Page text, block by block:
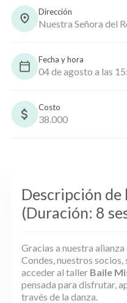
Dirección
Nuestra Señora del
Fecha y hora
04 de agosto a las
Costo
38.000
Descripción
(Duración: 8
Gracias a nuestra
Condes, nuestros
acceder al taller Baile
pensada para disfrutar,
través de la danza.